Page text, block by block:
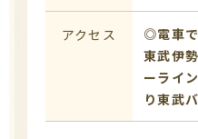
アクセス
◎電車
東武伊
ーライ
り東武